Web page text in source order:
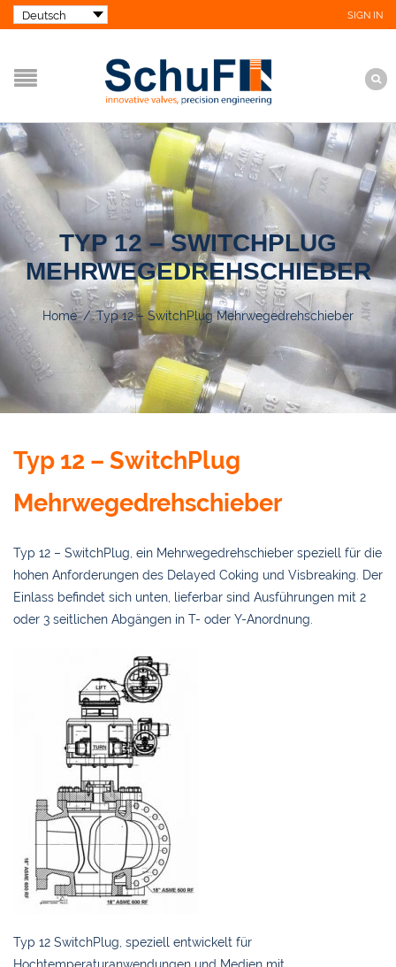
SIGN IN
TYP 12 – SWITCHPLUG
MEHRWEGEDREHSCHIEBER
Home / Typ 12 – SwitchPlug Mehrwegedrehschieber
Typ 12 – SwitchPlug
Mehrwegedrehschieber
Typ 12 – SwitchPlug, ein Mehrwegedrehschieber speziell für die
hohen Anforderungen des Delayed Coking und Visbreaking. Der
Einlass befindet sich unten, lieferbar sind Ausführungen mit 2
oder 3 seitlichen Abgängen in T- oder Y-Anordnung.
Typ 12 SwitchPlug, speziell entwickelt für